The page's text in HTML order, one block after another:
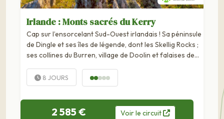
Irlande : Monts sacrés du Kerry
Cap sur l’ensorcelant Sud-Ouest irlandais ! Sa péninsule
de Dingle et ses îles de légende, dont les Skellig Rocks ;
ses collines du Burren, village de Doolin et falaises de
8 JOURS
2 585 € Voirle circuit